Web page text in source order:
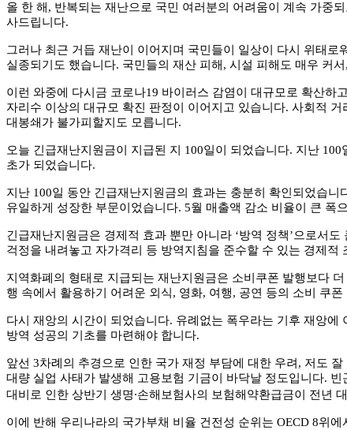
올 한 해 , 반복되는 재난으로 국민 여러분의 어려움이 계속 가중
사드립니다.
그러나 최근 거듭 재난이 이어지며 국민들이 일상이 다시 위태로
실종되기도 했습니다. 국민들의 재산 피해 , 시설 피해도 매우 커서 ,
이런 와중에 다시금 코로나19 바이러스 감염이 대규모로 확산하
자리수 이상의 대규모 확진 판정이 이어지고 있습니다. 사회적 거
대봉쇄가 불가피할지도 모릅니다.
오늘 긴급재난지원금이 지급된 지 100일이 되었습니다. 지난 100
초가 되었습니다.
지난 100일 동안 긴급재난지원금의 효과는 충분히 확인되었습니
유일하게 성장한 부문이었습니다. 5월 매출액 감소 비율이 큰 폭
긴급재난지원금은 경제적 효과 뿐만 아니라 ‘방역 정책’으로서도
걱정을 내려놓고 자가격리 등 방역지침을 준수할 수 있는 경제적
지역화폐의 형태로 지급되는 재난지원금은 소비쿠폰 발행보다
행 속에서 활용하기 어려운 외식, 영화, 여행, 공연 등의 소비 쿠
다시 재앙의 시간이 되었습니다. 유례없는 폭우라는 기후 재앙에
방역 성공의 기초를 마련해야 합니다.
앞선 3차례의 추경으로 인한 국가 재정 부담에 대한 우려 , 저도 잘
대량 실업 사태가 발생해 고용보험 기금이 바닥날 정도입니다. 빈
대비로 인한 상반기 생명⸱손해보험사의 보험해약환급금이 전년 대
이에 반해 우리나라의 국가부채 비율 건전성 순위는 OECD 8위에